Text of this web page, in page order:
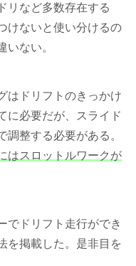
リ など多数存在する
けないと使い分けるの
いない。
はドリフトのきっかけ
に必要だが、スライド
整する必要がある。
はスロットルワークが
でドリフト走行ができ
を掲載した。是非目を